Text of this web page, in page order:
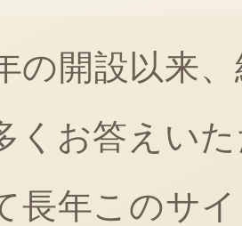
の開設以来
くお答えい
長年このサ